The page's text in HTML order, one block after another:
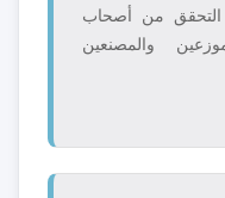
التحقق من أصحاب
والمصنعين